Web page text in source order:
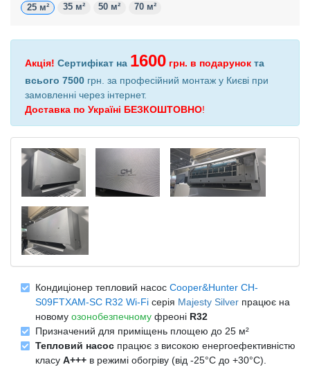
25 м² 35 м² 50 м² 70 м²
Акція! Сертифікат на 1600 грн. в подарунок та
всього 7500 грн. за професійний монтаж у Києві при
замовленні через інтернет.
Доставка по Україні БЕЗКОШТОВНО!
Кондиціонер тепловий насос Cooper&Hunter CH-
S09FTXAM-SC R32 Wi-Fi серія Majesty Silver працює на
новому озонобезпечному фреоні R32
Призначений для приміщень площею до 25 м²
Тепловий насос працює з високою енергоефективністю
класу A+++ в режимі обогріву (від -25°С до +30°С).